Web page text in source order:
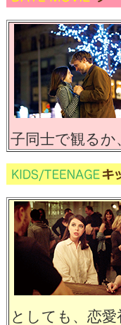
子同士で観る
としても、恋